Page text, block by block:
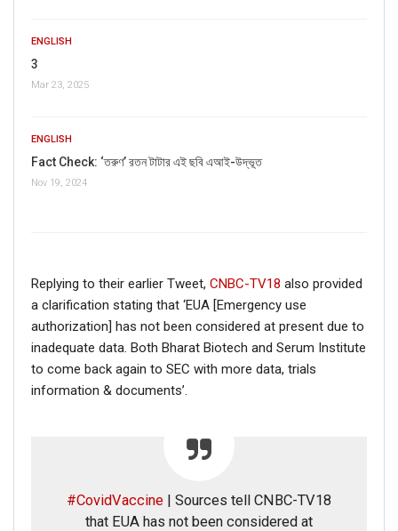
ENGLISH
3
Mar 23, 2025
ENGLISH
Fact Check: ‘তরুণ’ রতন টাটার এই ছবি এআই-উদ্ভূত
Nov 19, 2024
Replying to their earlier Tweet, CNBC-TV18 also provided
a clarification stating that ‘EUA [Emergency use
authorization] has not been considered at present due to
inadequate data. Both Bharat Biotech and Serum Institute
to come back again to SEC with more data, trials
information & documents’.
#CovidVaccine | Sources tell CNBC-TV18
that EUA has not been considered at